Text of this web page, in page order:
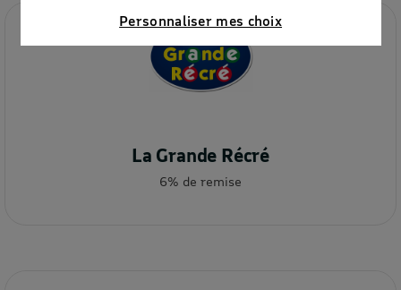
La Grande Récré
6% de remise
Connaître notre politique cookies et la liste de nos
Personnaliser mes choix